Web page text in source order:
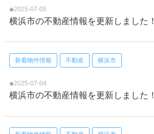
◆2025-07-05
横浜市の不動産情報を更新しました！
新着物件情報 不動産 横浜市
◆2025-07-04
横浜市の不動産情報を更新しました！